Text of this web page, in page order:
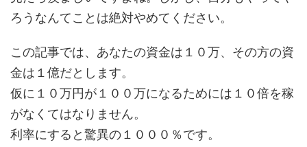
ろうなんてことは絶対やめてください。
この記事では、あなたの資金は１０万、その方の資
金は１億だとします。
仮に１０万円が１００万になるためには１０倍を稼
がなくてはなりません。
利率にすると驚異の１０００％です。